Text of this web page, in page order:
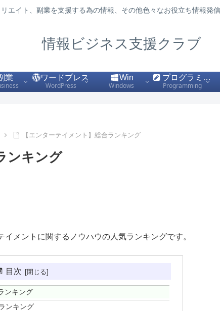
エイト、副業を支援する為の情報、その他色々なお役立ち情報発信
情報ビジネス支援クラブ
業
ワードプレス
WordPress
Win
Windows
プログラミング
Programming
【エンターテイメント】総合ランキング
ンキング
メントに関するノウハウの人気ランキングです。
目次
ンキング
ンキング